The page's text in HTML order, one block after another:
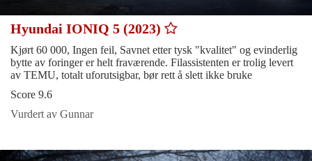
Hyundai IONIQ 5 (2023)
Kjørt 60 000, Ingen feil, Savnet etter tysk "kvalitet" og evinderlig
bytte av foringer er helt fraværende. Filassistenten er trolig levert
av TEMU, totalt uforutsigbar, bør rett å slett ikke bruke
Score 9.6
Vurdert av Gunnar